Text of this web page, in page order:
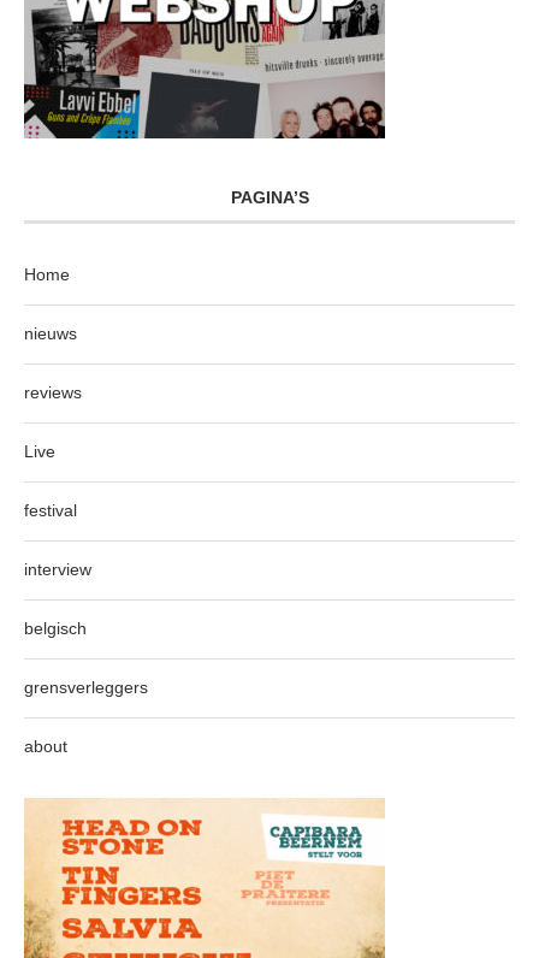
PAGINA’S
Home
nieuws
reviews
Live
festival
interview
belgisch
grensverleggers
about